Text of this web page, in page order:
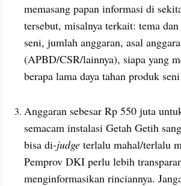
memasang papan informasi di
tersebut, misalnya terkait: tema
seni, jumlah anggaran, asal
(APBD/CSR/lainnya), siapa yang
berapa lama daya tahan produk
Anggaran sebesar Rp 550 juta
semacam instalasi Getah Getih
bisa di-judge terlalu mahal/terlalu
Pemprov DKI perlu lebih
menginformasikan rinciannya.